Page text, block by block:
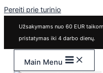
Pereiti prie turinio
Užsakymams nuo 60 EUR
pristatymas iki 4 darbo dienų.
Main Menu